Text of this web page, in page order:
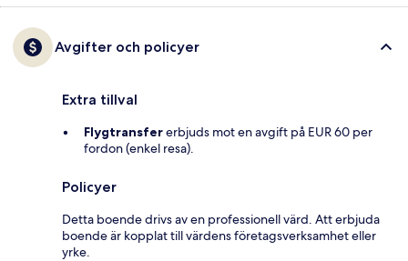
Avgifter och policyer
Extra tillval
Flygtransfererbjuds mot en avgift på EUR 60 per
fordon (enkel resa).
Policyer
Detta boende drivs av en professionell värd. Att erbjuda
boende är kopplat till värdens företagsverksamhet eller
yrke.